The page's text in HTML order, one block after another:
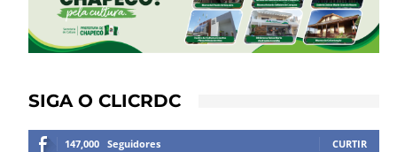
SIGA O CLICRDC
147,000 Seguidores CURTIR